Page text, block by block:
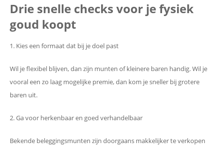
Drie snelle checks voor je fysiek
goud koopt
1. Kies een formaat dat bij je doel past
Wil je flexibel blijven, dan zijn munten of kleinere baren handig. Wil je
vooral een zo laag mogelijke premie, dan kom je sneller bij grotere
baren uit.
2. Ga voor herkenbaar en goed verhandelbaar
Bekende beleggingsmunten zijn doorgaans makkelijker te verkopen